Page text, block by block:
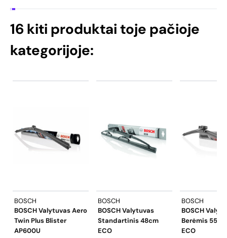
16 kiti produktai toje pačioje
kategorijoje:
BOSCH
BOSCH Valytuvas Aero
Twin Plus Blister
AP600U
BOSCH
BOSCH Valytuvas
Standartinis 48cm
ECO
BOSCH
BOSCH
Berėmis
ECO